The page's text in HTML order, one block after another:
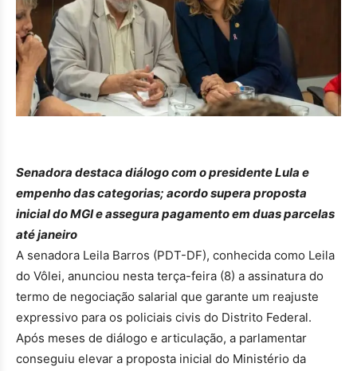
Senadora destaca diálogo com o presidente Lula e
empenho das categorias; acordo supera proposta
inicial do MGI e assegura pagamento em duas parcelas
até janeiro
A senadora Leila Barros (PDT-DF), conhecida como Leila
do Vôlei, anunciou nesta terça-feira (8) a assinatura do
termo de negociação salarial que garante um reajuste
expressivo para os policiais civis do Distrito Federal.
Após meses de diálogo e articulação, a parlamentar
conseguiu elevar a proposta inicial do Ministério da